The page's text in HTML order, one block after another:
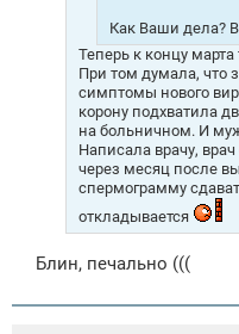
Как Ваши дела?
Теперь к концу
При том думала, что
симптомы нового
корону подхватила
на больничном. И
Написала врачу,
через месяц после
спермограмму
откладывается
Блин, печально (((